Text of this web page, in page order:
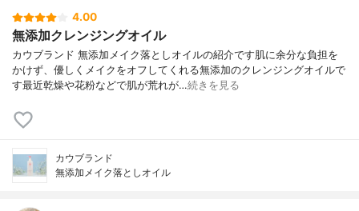
4.00
無添加クレンジングオイル
カウブランド 無添加メイク落としオイルの紹介です肌に余分な負担を
かけず、優しくメイクをオフしてくれる無添加のクレンジングオイルで
す最近乾燥や花粉などで肌が荒れが…続きを見る
カウブランド
無添加メイク落としオイル